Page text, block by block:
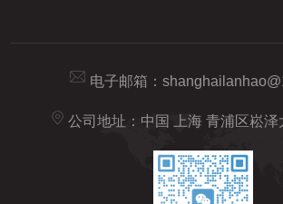
电子邮箱：
公司地址：中国 上海 青浦区崧